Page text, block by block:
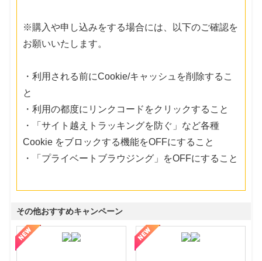
※購入や申し込みをする場合には、以下のご確認を
お願いいたします。
・利用される前にCookie/キャッシュを削除するこ
と
・利用の都度にリンクコードをクリックすること
・「サイト越えトラッキングを防ぐ」など各種
Cookie をブロックする機能をOFFにすること
・「プライベートブラウジング」をOFFにすること
その他おすすめキャンペーン